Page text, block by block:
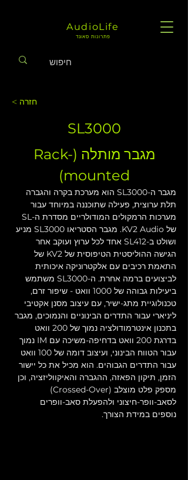
AudioLife
פתרונות סאונד
< חזרה
SL3000
מגבר מותלה (Rack-
mounted)
מגבר ה-SL3000 הוא מערכת בקרה והגברה
תלת ערוצית, פעילה שתוכננה במיוחד עבור
של KV2 Audio. מגבר הסטריאו SL3000 מניע
ושולט ב-SL412 אחד לכל ערוץ ועוקב אחר
הגישה ההוליסטית הטיפוסית של KV2 של
התאמת רכיבים עם אלקטרוניקה איכותית
לביצועים ברמה אחרת. ה-SL3000 משתמש
ביעילות גבוהה של 1000 וואט - שיפור זרם,
טכנולוגיית מתג-ישיר, עם עיצוב מסנן אקטיבי
ליניארי עבור התדרים הבינוניים והנמוכים, מגבר
בתכנון אינטרמודולציה נמוך של 200 וואט
בדרגת 200 וואט בדחיפה-משיכה עם IM נמוך
עבור הטווח הבינוני, ועיצוב דומה של 100 וואט
עבור התדרים הגבוהים. הוא מכיל את כל יישור
הזמן, תיקון הפאזה, ההגברה והאיקווליזציה, וכן
מספק פלט מוצלב (Crossed-Over)
לסאב-וופר-חיצוני ולהפעלת סאב-וופרים
נוספים במידת הצורך.